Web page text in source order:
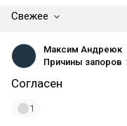
Свежее
Максим Андреюк
Причины запоров
Согласен
1